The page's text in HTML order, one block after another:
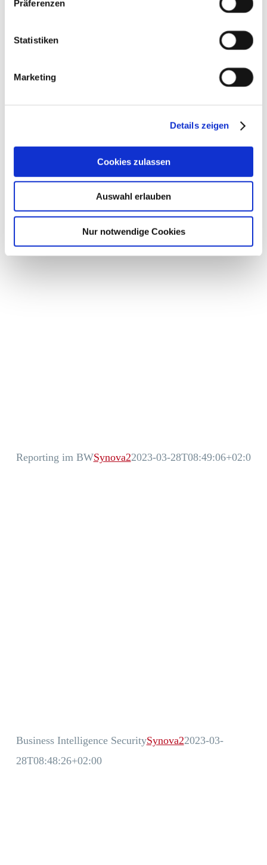
Präferenzen
Statistiken
Marketing
Details zeigen
Cookies zulassen
Auswahl erlauben
Nur notwendige Cookies
28T08:52:45+02:00
Reporting im BWSynova22023-03-28T08:49:06+02:00
Business Intelligence SecuritySynova22023-03-
28T08:48:26+02:00